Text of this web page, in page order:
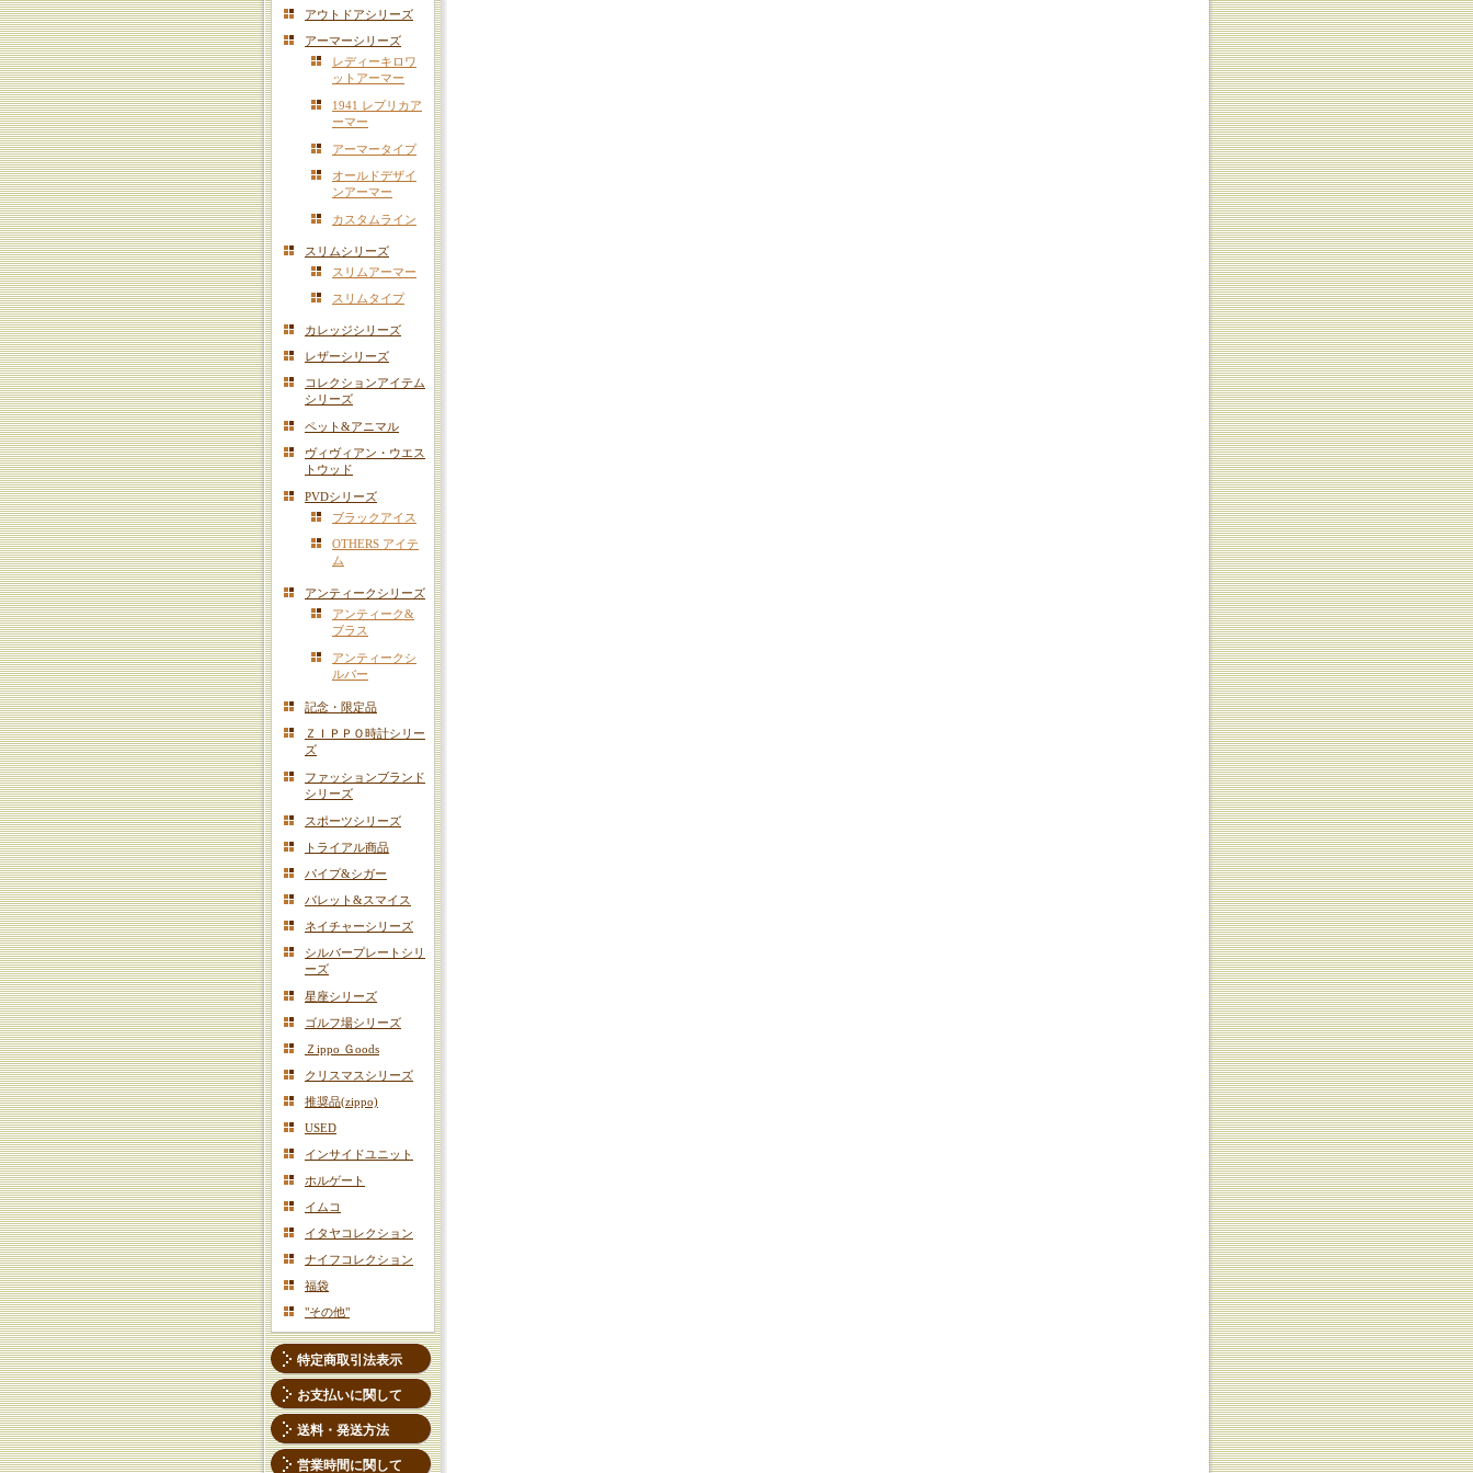
アウトドアシリーズ
アーマーシリーズ
レディーキロワ
ットアーマー
1941 レプリカア
ーマー
アーマータイプ
オールドデザイ
ンアーマー
カスタムライン
スリムシリーズ
スリムアーマー
スリムタイプ
カレッジシリーズ
レザーシリーズ
コレクションアイテム
シリーズ
ペット&アニマル
ヴィヴィアン・ウエス
トウッド
PVDシリーズ
ブラックアイス
OTHERS アイテ
ム
アンティークシリーズ
アンティーク&
ブラス
アンティークシ
ルバー
記念・限定品
ＺＩＰＰＯ時計シリー
ズ
ファッションブランド
シリーズ
スポーツシリーズ
トライアル商品
パイプ&シガー
バレット&スマイス
ネイチャーシリーズ
シルバープレートシリ
ーズ
星座シリーズ
ゴルフ場シリーズ
Ｚippo Ｇoods
クリスマスシリーズ
推奨品(zippo)
USED
インサイドユニット
ホルゲート
イムコ
イタヤコレクション
ナイフコレクション
福袋
"その他"
特定商取引法表示
お支払いに関して
送料・発送方法
営業時間に関して